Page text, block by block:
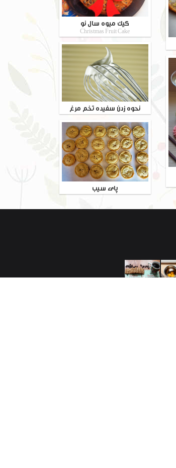
کیک میوه سال نو
Christmas Fruit Cake
نحوه زدن سفیده تخم مرغ
پای سیب